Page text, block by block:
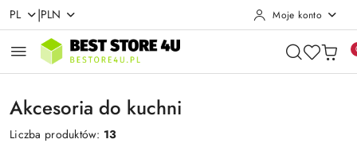
Przejdź do treści głównej
Przejdź do wyszukiwarki
Przejdź do moje konto
Przejdź do menu głównego
Przejdź do stopki
PL |PLN Moje konto
Akcesoria do kuchni
Liczba produktów: 13